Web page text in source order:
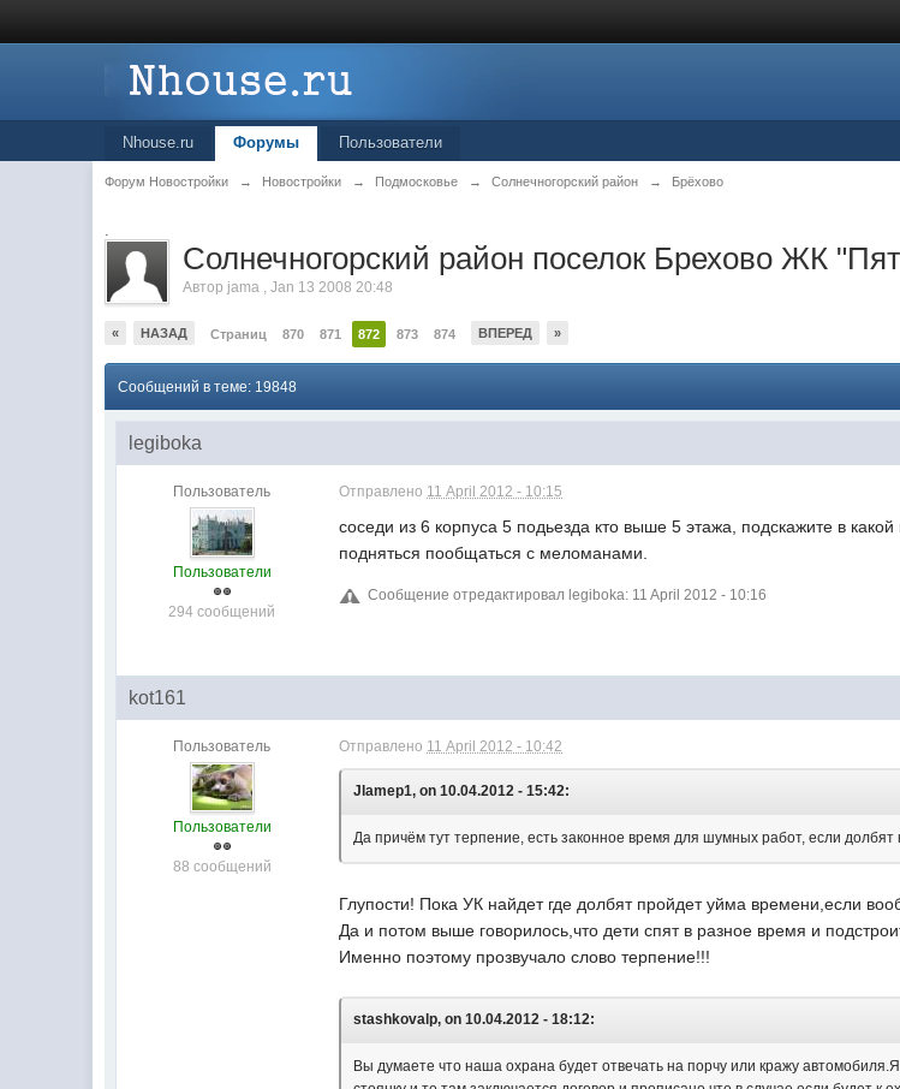
Nhouse.ru Форумы Пользователи
Форум Новостройки → Новостройки → Подмосковье → Солнечногорский район → Брёхово
.
Cолнечногорский район поселок Брехово ЖК
Автор jama ,Jan 13 2008 20:48
« НАЗАД Страниц 870 871 872 873 874 ВПЕРЕД »
Сообщений в теме: 19848
legiboka
Пользователь
Пользователи
294 сообщений
Отправлено 11 April 2012 - 10:15
соседи из 6 корпуса 5 подьезда кто выше 5 этажа, подскажите в
подняться пообщаться с меломанами.
Сообщение отредактировал legiboka: 11 April 2012 - 10:16
kot161
Пользователь
Пользователи
88 сообщений
Отправлено 11 April 2012 - 10:42
Jlamep1, on 10.04.2012 - 15:42:
Да причём тут терпение, есть законное время для шумных работ, если долбят
Глупости! Пока УК найдет где долбят пройдет уйма времени,если
Да и потом выше говорилось,что дети спят в разное время и
Именно поэтому прозвучало слово терпение!!!
stashkovalp, on 10.04.2012 - 18:12:
Вы думаете что наша охрана будет отвечать на порчу или кражу